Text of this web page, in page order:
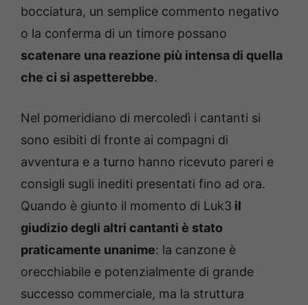
bocciatura, un semplice commento negativo
o la conferma di un timore possano
scatenare una reazione più intensa di quella
che ci si aspetterebbe.
Nel pomeridiano di mercoledì i cantanti si
sono esibiti di fronte ai compagni di
avventura e a turno hanno ricevuto pareri e
consigli sugli inediti presentati fino ad ora.
Quando è giunto il momento di Luk3 il
giudizio degli altri cantanti è stato
praticamente unanime: la canzone è
orecchiabile e potenzialmente di grande
successo commerciale, ma la struttura